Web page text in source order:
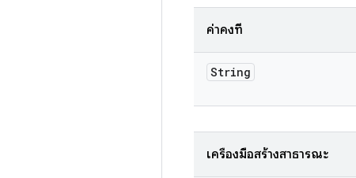
ค่าคงที่
String
เครื่องมือสร้างสาธารณะ